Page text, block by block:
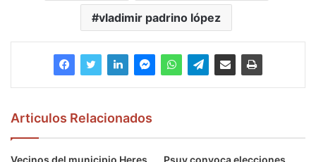
vladimir padrino lópez
Articulos Relacionados
Vecinos del municipio Heres Psuv convoca elecciones